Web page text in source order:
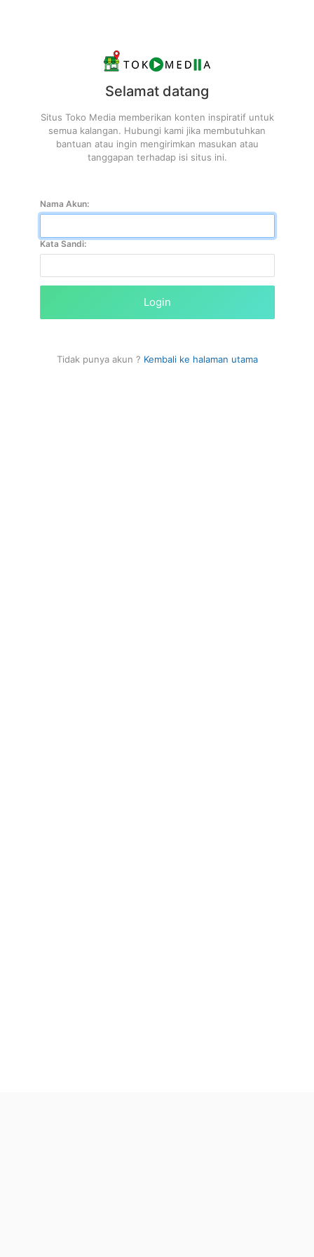
Selamat datang
Situs Toko Media memberikan konten inspiratif untuk
semua kalangan. Hubungi kami jika membutuhkan
bantuan atau ingin mengirimkan masukan atau
tanggapan terhadap isi situs ini.
Nama Akun:
Kata Sandi:
Login
Tidak punya akun ? Kembali ke halaman utama